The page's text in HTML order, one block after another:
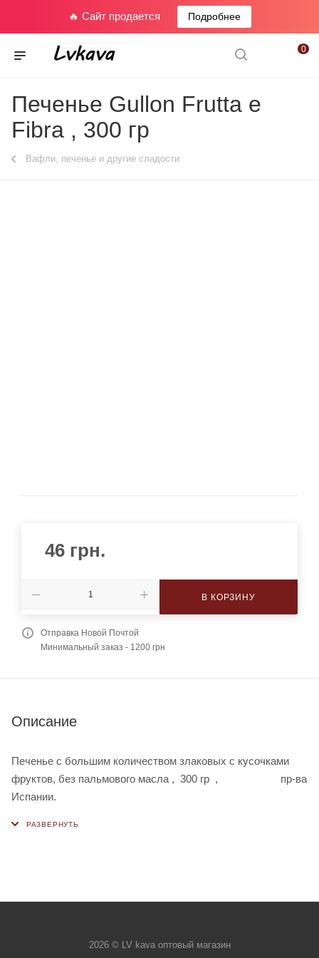
🔥 Сайт продается Подробнее
0
Печенье Gullon Frutta e
Fibra , 300 гр
Вафли, печенье и другие сладости
46 грн.
В КОРЗИНУ
Отправка Новой Почтой
Минимальный заказ - 1200 грн
Описание
Печенье с большим количеством злаковых с кусочками
фруктов, без пальмового масла , 300 гр , пр-ва
Испании.
2026 © LV kava оптовый магазин